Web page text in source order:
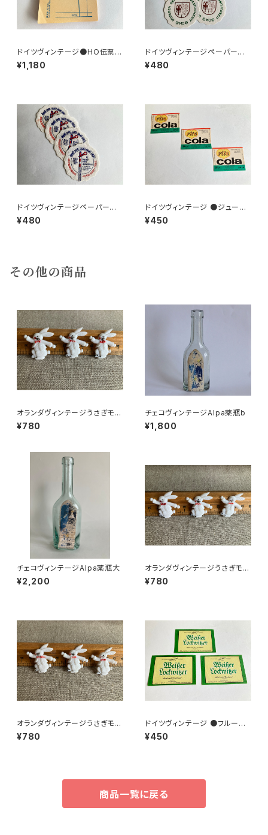
ドイツヴィンテージ●HO伝票9
0枚
¥1,180
ドイツヴィンテージペーパーコ
ースター8枚組●HO
¥480
ドイツヴィンテージペーパーコ
ースター鉄道4枚組
¥480
ドイツヴィンテージ ●ジュース
ラベル3枚組●vitacolaビタコ
ーラ
¥450
その他の商品
オランダヴィンテージうさぎモチ
ーフプラパーツ30個セットZ
¥780
チェコヴィンテージAlpa薬瓶b
¥1,800
チェコヴィンテージAlpa薬瓶大
¥2,200
オランダヴィンテージうさぎモチ
ーフプラパーツ30個セットｄ
¥780
オランダヴィンテージうさぎモチ
ーフプラパーツ30個セットNo6
4
¥780
ドイツヴィンテージ ●フルーツ
ワインラベル3枚組●
¥450
商品一覧に戻る